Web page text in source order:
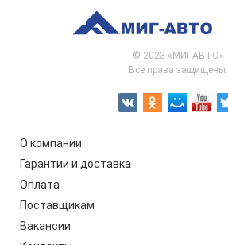
© 2023 «МИГ-АВТО»
Все права защищены.
О компании
Гарантии и доставка
Оплата
Поставщикам
Вакансии